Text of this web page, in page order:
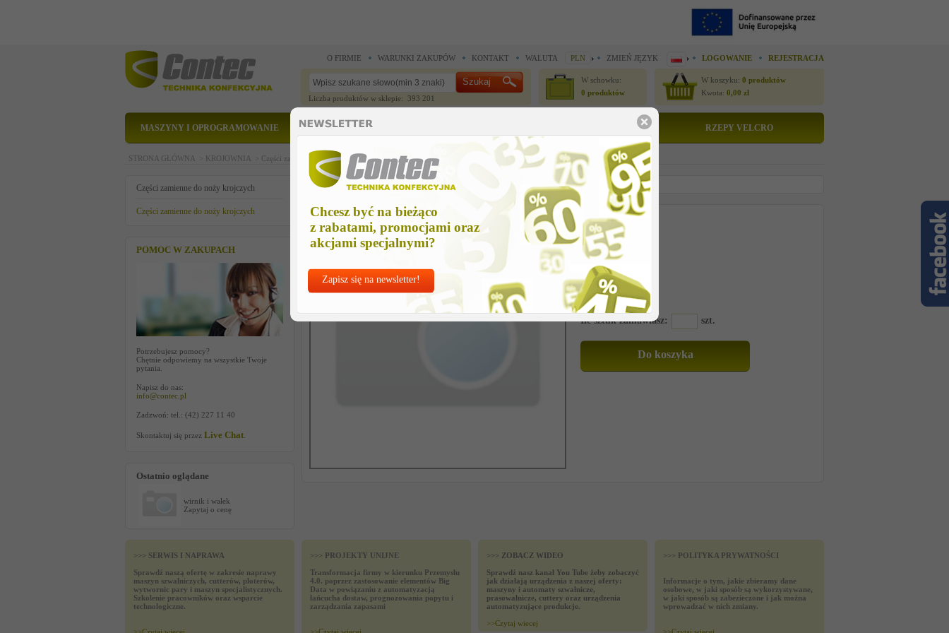
Chcesz być na bieżąco
z rabatami, promocjami oraz
akcjami specjalnymi?
Zapisz się na newsletter!
O FIRMIE WARUNKI ZAKUPÓW KONTAKT WALUTA PLN ZMIEŃ JĘZYK LOGOWANIE REJESTRACJA
Liczba produktów w sklepie: 393 201
W schowku:
0 produktów
W koszyku: 0 produktów
Kwota: 0,00 zł
MASZYNY I OPROGRAMOWANIE CZĘŚCI ZAMIENNE RZEPY VELCRO
STRONA GŁÓWNA > KROJOWNIA > Części zamienne do noży krojczych >Części zamienne do noży krojczych > wirnik i wałek
Części zamienne do noży krojczych
Części zamienne do noży krojczych
POMOC W ZAKUPACH
Potrzebujesz pomocy?
Chętnie odpowiemy na wszystkie Twoje
pytania.
Napisz do nas:
info@contec.pl
Zadzwoń: tel.: (42) 227 11 40
Skontaktuj się przez Live Chat
Ostatnio oglądane
wirnik i wałek
Zapytaj o cenę
wirnik i wałek
Cena netto
Zapytaj o cenę
Nr kat:EA-513C3-225
Wirnik i wałek
Ile sztuk zamawiasz: szt.
>>> SERWIS I NAPRAWA
Sprawdź naszą ofertę w zakresie naprawy
maszyn szwalniczych, cutterów, ploterów,
wytwornic pary i maszyn specjalistycznych.
Szkolenie pracowników oraz wsparcie
technologiczne.
>>> PROJEKTY UNIJNE
Transformacja firmy w kierunku Przemysłu
4.0. poprzez zastosowanie elementów Big
Data w powiązaniu z automatyzacją
łańcucha dostaw, prognozowania popytu i
zarządzania zapasami
>>> ZOBACZ WIDEO
Sprawdź nasz kanał You Tube żeby zobaczyć
jak działają urządzenia z naszej oferty:
maszyny i automaty szwalnicze,
prasowalnicze, cuttery oraz urządzenia
automatyzujące produkcje.
>>Czytaj wiecej
>>> POLITYKA PRYWATNOŚCI
Informacje o tym, jakie zbieramy dane
osobowe, w jaki sposób są wykorzystywane,
w jaki sposób są zabezieczone i jak można
wprowadzać w nich zmiany.